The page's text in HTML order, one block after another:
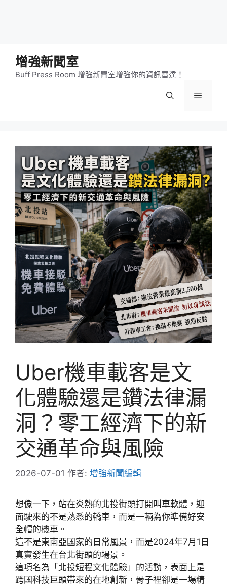
增強新聞室
Buff Press Room 增強新聞室增強你的資訊雷達！
選
Uber機車載客是文
化體驗還是鑽法律漏
洞？零工經濟下的新
交通革命與風險
2026-07-01 作者: 增強新聞編輯
想像一下，站在炎熱的北投街頭打開叫車軟體，迎
面駛來的不是熟悉的轎車，而是一輛為你準備好安
全帽的機車。
這不是東南亞國家的日常風景，而是2024年7月1日
真實發生在台北街頭的場景。
這項名為「北投短程文化體驗」的活動，表面上是
跨國科技巨頭帶來的在地創新，骨子裡卻是一場精